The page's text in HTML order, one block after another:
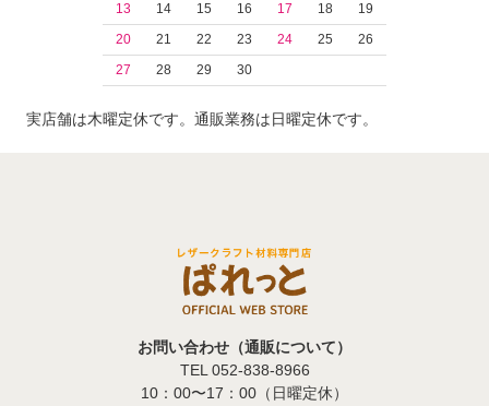
13
14 15 16 17 18
19
20
21 22 23 24 25
26
27
28 29 30
実店舗は木曜定休です。通販業務は日曜定休です。
お問い合わせ（通販について）
TEL 052-838-8966
10：00〜17：00（日曜定休）